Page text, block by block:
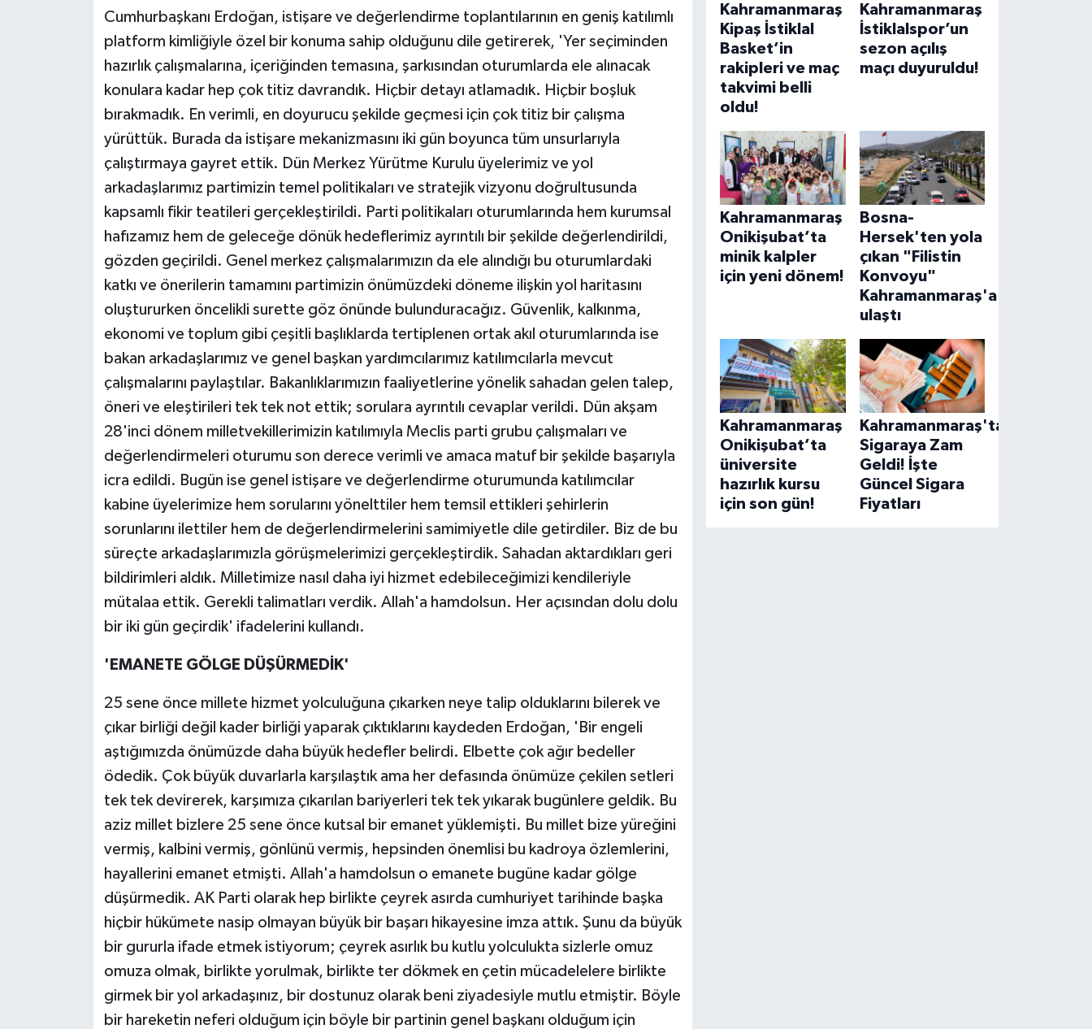
Cumhurbaşkanı Erdoğan, istişare ve değerlendirme toplantılarının en geniş katılımlı
platform kimliğiyle özel bir konuma sahip olduğunu dile getirerek, 'Yer seçiminden
hazırlık çalışmalarına, içeriğinden temasına, şarkısından oturumlarda ele alınacak
konulara kadar hep çok titiz davrandık. Hiçbir detayı atlamadık. Hiçbir boşluk
bırakmadık. En verimli, en doyurucu şekilde geçmesi için çok titiz bir çalışma
yürüttük. Burada da istişare mekanizmasını iki gün boyunca tüm unsurlarıyla
çalıştırmaya gayret ettik. Dün Merkez Yürütme Kurulu üyelerimiz ve yol
arkadaşlarımız partimizin temel politikaları ve stratejik vizyonu doğrultusunda
kapsamlı fikir teatileri gerçekleştirildi. Parti politikaları oturumlarında hem kurumsal
hafızamız hem de geleceğe dönük hedeflerimiz ayrıntılı bir şekilde değerlendirildi,
gözden geçirildi. Genel merkez çalışmalarımızın da ele alındığı bu oturumlardaki
katkı ve önerilerin tamamını partimizin önümüzdeki döneme ilişkin yol haritasını
oluştururken öncelikli surette göz önünde bulunduracağız. Güvenlik, kalkınma,
ekonomi ve toplum gibi çeşitli başlıklarda tertiplenen ortak akıl oturumlarında ise
bakan arkadaşlarımız ve genel başkan yardımcılarımız katılımcılarla mevcut
çalışmalarını paylaştılar. Bakanlıklarımızın faaliyetlerine yönelik sahadan gelen talep,
öneri ve eleştirileri tek tek not ettik; sorulara ayrıntılı cevaplar verildi. Dün akşam
28'inci dönem milletvekillerimizin katılımıyla Meclis parti grubu çalışmaları ve
değerlendirmeleri oturumu son derece verimli ve amaca matuf bir şekilde başarıyla
icra edildi. Bugün ise genel istişare ve değerlendirme oturumunda katılımcılar
kabine üyelerimize hem sorularını yönelttiler hem temsil ettikleri şehirlerin
sorunlarını ilettiler hem de değerlendirmelerini samimiyetle dile getirdiler. Biz de bu
süreçte arkadaşlarımızla görüşmelerimizi gerçekleştirdik. Sahadan aktardıkları geri
bildirimleri aldık. Milletimize nasıl daha iyi hizmet edebileceğimizi kendileriyle
mütalaa ettik. Gerekli talimatları verdik. Allah'a hamdolsun. Her açısından dolu dolu
bir iki gün geçirdik' ifadelerini kullandı.
'EMANETE GÖLGE DÜŞÜRMEDİK'
25 sene önce millete hizmet yolculuğuna çıkarken neye talip olduklarını bilerek ve
çıkar birliği değil kader birliği yaparak çıktıklarını kaydeden Erdoğan, 'Bir engeli
aştığımızda önümüzde daha büyük hedefler belirdi. Elbette çok ağır bedeller
ödedik. Çok büyük duvarlarla karşılaştık ama her defasında önümüze çekilen setleri
tek tek devirerek, karşımıza çıkarılan bariyerleri tek tek yıkarak bugünlere geldik. Bu
aziz millet bizlere 25 sene önce kutsal bir emanet yüklemişti. Bu millet bize yüreğini
vermiş, kalbini vermiş, gönlünü vermiş, hepsinden önemlisi bu kadroya özlemlerini,
hayallerini emanet etmişti. Allah'a hamdolsun o emanete bugüne kadar gölge
düşürmedik. AK Parti olarak hep birlikte çeyrek asırda cumhuriyet tarihinde başka
hiçbir hükümete nasip olmayan büyük bir başarı hikayesine imza attık. Şunu da büyük
bir gururla ifade etmek istiyorum; çeyrek asırlık bu kutlu yolculukta sizlerle omuz
omuza olmak, birlikte yorulmak, birlikte ter dökmek en çetin mücadelelere birlikte
girmek bir yol arkadaşınız, bir dostunuz olarak beni ziyadesiyle mutlu etmiştir. Böyle
bir hareketin neferi olduğum için böyle bir partinin genel başkanı olduğum için
Kahramanmaraş
Kipaş İstiklal
Basket’in
rakipleri ve maç
takvimi belli
oldu!
Kahramanmaraş
İstiklalspor’un
sezon açılış
maçı duyuruldu!
Kahramanmaraş
Onikişubat’ta
minik kalpler
için yeni dönem!
Bosna-
Hersek'ten yola
çıkan "Filistin
Konvoyu"
Kahramanmaraş'a
ulaştı
Kahramanmaraş
Onikişubat’ta
üniversite
hazırlık kursu
için son gün!
Kahramanmaraş'ta
Sigaraya Zam
Geldi! İşte
Güncel Sigara
Fiyatları